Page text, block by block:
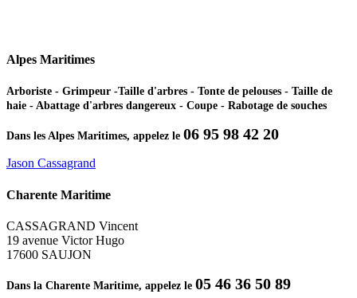
Alpes Maritimes
Arboriste - Grimpeur -Taille d'arbres - Tonte de pelouses - Taille de
haie - Abattage d'arbres dangereux - Coupe - Rabotage de souches
Dans les Alpes Maritimes, appelez le 06 95 98 42 20
Jason Cassagrand
Charente Maritime
CASSAGRAND Vincent
19 avenue Victor Hugo
17600 SAUJON
Dans la Charente Maritime, appelez le 05 46 36 50 89